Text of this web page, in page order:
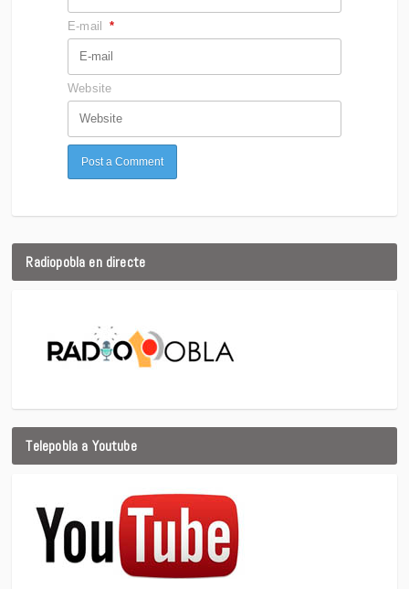
E-mail *
Website
Radiopobla en directe
Telepobla a Youtube